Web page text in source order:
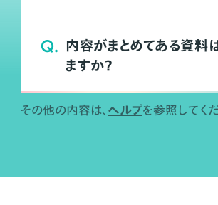
Q. 内容がまとめてある資料
ますか？
その他の内容は、 ヘルプを参照してく